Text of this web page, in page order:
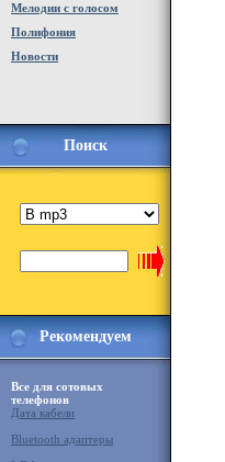
Мелодии с голосом
Полифония
Новости
Поиск
Рекомендуем
Все для сотовых
телефонов
Дата кабели
Bluetooth адаптеры